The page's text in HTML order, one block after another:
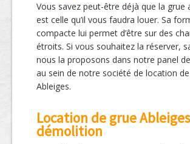
Vous savez peut-être déjà que la grue
est celle qu’il vous faudra louer. Sa
compacte lui permet d’être sur des
étroits. Si vous souhaitez la réserver,
nous la proposons dans notre panel
au sein de notre société de location
Ableiges.
Location de grue
démolition